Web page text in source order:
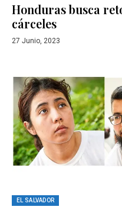
Honduras busca
cárceles
27 Junio, 2023
EL SALVADOR